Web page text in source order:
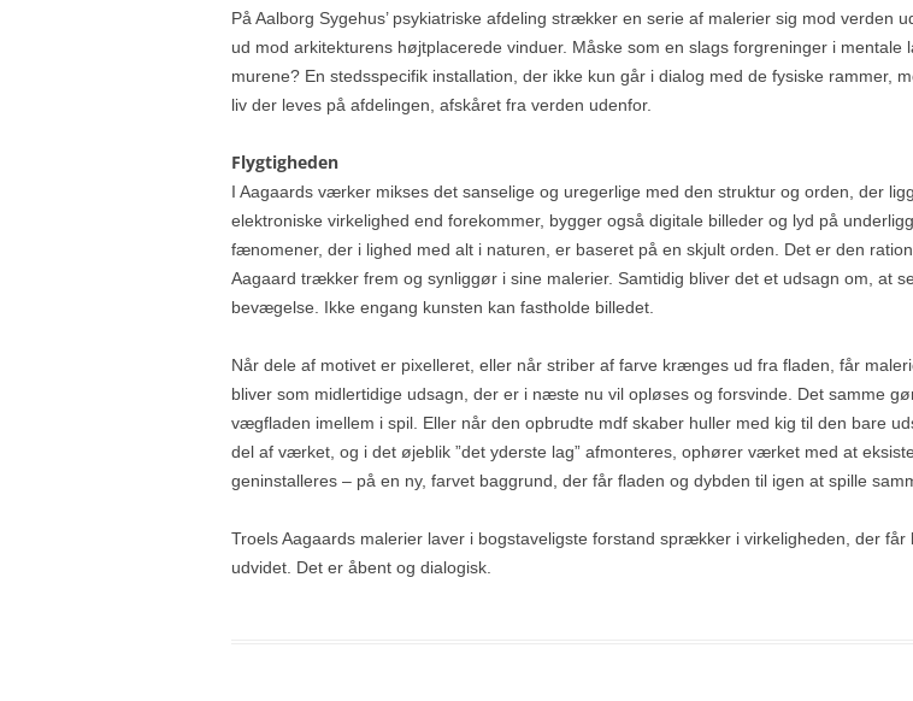
På Aalborg Sygehus’ psykiatriske afdeling strækker en serie af malerier sig mod verden
ud mod arkitekturens højtplacerede vinduer. Måske som en slags forgreninger i
murene? En stedsspecifik installation, der ikke kun går i dialog med de fysiske rammer,
liv der leves på afdelingen, afskåret fra verden udenfor.
Flygtigheden
I Aagaards værker mikses det sanselige og uregerlige med den struktur og orden, der
elektroniske virkelighed end forekommer, bygger også digitale billeder og lyd på
fænomener, der i lighed med alt i naturen, er baseret på en skjult orden. Det er den
Aagaard trækker frem og synliggør i sine malerier. Samtidig bliver det et udsagn om, at
bevægelse. Ikke engang kunsten kan fastholde billedet.
Når dele af motivet er pixelleret, eller når striber af farve krænges ud fra fladen, får
bliver som midlertidige udsagn, der er i næste nu vil opløses og forsvinde. Det samme
vægfladen imellem i spil. Eller når den opbrudte mdf skaber huller med kig til den bare
del af værket, og i det øjeblik ”det yderste lag” afmonteres, ophører værket med at
geninstalleres – på en ny, farvet baggrund, der får fladen og dybden til igen at spille
Troels Aagaards malerier laver i bogstaveligste forstand sprækker i virkeligheden, der
udvidet. Det er åbent og dialogisk.